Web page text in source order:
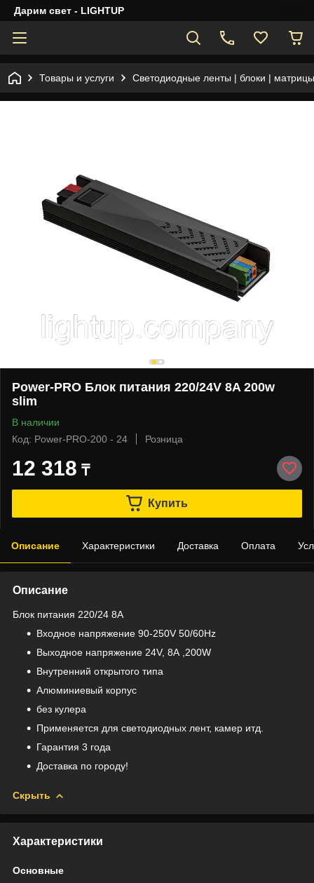
Дарим свет - LIGHTUP
Товары и услуги Светодиодные ленты | блоки |
Power-PRO Блок питания 220/24V 8A 200w
slim
В наличии
Код: Power-PRO-200 - 24
Розница
12 318 ₸
Купить
Описание Характеристики Доставка Оплата
Описание
Блок питания 220/24 8A
Входное напряжение 90-250V 50/60Hz
Выходное напряжение 24V, 8А ,200W
Внутренний открытого типа
Алюминиевый корпус
без кулера
Применяется для светодиодных лент, камер итд.
Гарантия 3 года
Доставка по городу!
Скрыть
Характеристики
Основные